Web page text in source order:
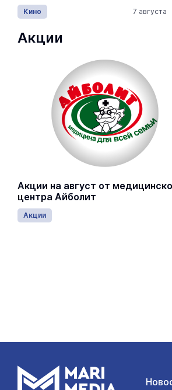
Кино 7 августа
Акции
Акции на август от
центра Айболит
Акции
Транспорт и дороги